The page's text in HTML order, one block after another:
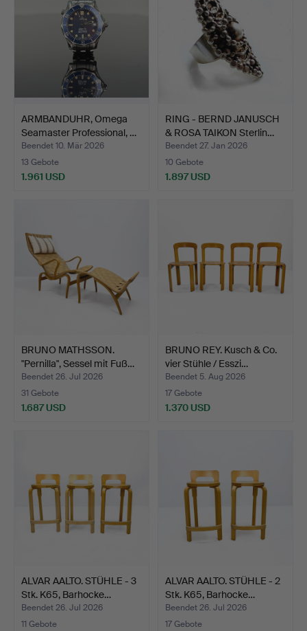
ARMBANDUHR, Omega
Seamaster Professional, …
Beendet 10. Mär 2026
13 Gebote
1.961 USD
RING - BERND JANUSCH
& ROSA TAIKON Sterlin…
Beendet 27. Jan 2026
10 Gebote
1.897 USD
BRUNO MATHSSON.
"Pernilla", Sessel mit Fuß…
Beendet 26. Jul 2026
31 Gebote
1.687 USD
BRUNO REY. Kusch & Co.
vier Stühle / Esszi…
Beendet 5. Aug 2026
17 Gebote
1.370 USD
ALVAR AALTO. STÜHLE - 3
Stk. K65, Barhocke…
Beendet 26. Jul 2026
11 Gebote
ALVAR AALTO. STÜHLE - 2
Stk. K65, Barhocke…
Beendet 26. Jul 2026
17 Gebote